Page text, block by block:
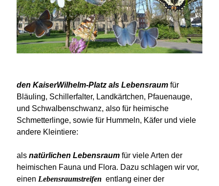
den KaiserWilhelm-Platz als Lebensraum für
Bläuling, Schillerfalter, Landkärtchen, Pfauenauge,
und Schwalbenschwanz, also für heimische
Schmetterlinge, sowie für Hummeln, Käfer und viele
andere Kleintiere:
als natürlichen Lebensraum für vieleArten der
heimischen Fauna und Flora. Dazu schlagen wir vor,
einen Lebensraumstreifen entlang einer der